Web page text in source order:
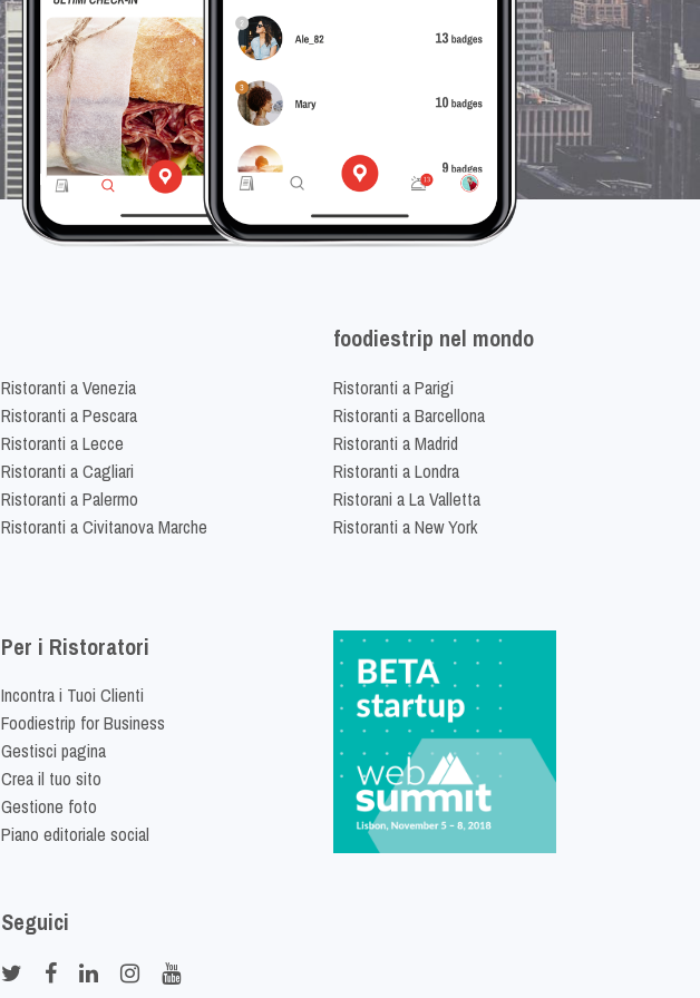
Ristoranti a Venezia
Ristoranti a Pescara
Ristoranti a Lecce
Ristoranti a Cagliari
Ristoranti a Palermo
Ristoranti a Civitanova Marche
foodiestrip nel mondo
Ristoranti a Parigi
Ristoranti a Barcellona
Ristoranti a Madrid
Ristoranti a Londra
Ristorani a La Valletta
Ristoranti a New York
Per i Ristoratori
Incontra i Tuoi Clienti
Foodiestrip for Business
Gestisci pagina
Crea il tuo sito
Gestione foto
Piano editoriale social
Seguici